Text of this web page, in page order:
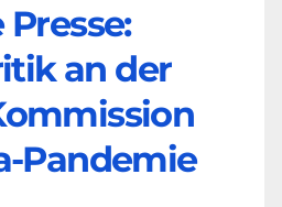
an der
Pandemie